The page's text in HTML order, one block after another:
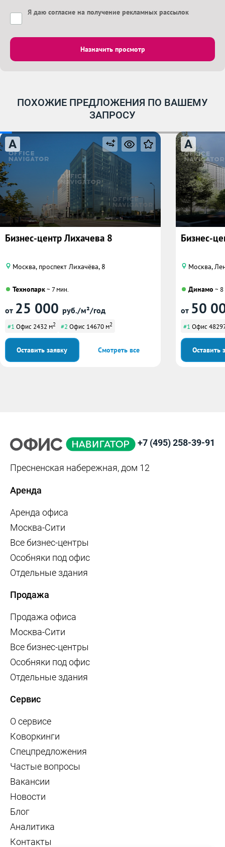
Я даю согласие на получение рекламных рассылок
Назначить просмотр
ПОХОЖИЕ ПРЕДЛОЖЕНИЯ ПО ВАШЕМУ
ЗАПРОСУ
A
Бизнес-центр Лихачева 8
Москва, проспект Лихачёва, 8
Технопарк~ 7 мин.
от 25 000 руб./м²/год
#1 Офис 2432 м2 #2 Офис 14670 м2
Оставить заявку Смотреть все
A
Бизнес-
Москва,
Динамо ~
от 50
#1 Офис
Оставить
+7 (495) 258-39-91
Пресненская набережная, дом 12
Аренда
Аренда офиса
Москва-Сити
Все бизнес-центры
Особняки под офис
Отдельные здания
Продажа
Продажа офиса
Москва-Сити
Все бизнес-центры
Особняки под офис
Отдельные здания
Сервис
О сервисе
Коворкинги
Спецпредложения
Частые вопросы
Вакансии
Новости
Блог
Аналитика
Контакты